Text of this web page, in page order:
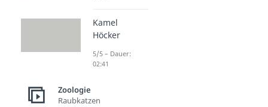
Kamel
Höcker
5/5 – Dauer:
02:41
Zoologie
Raubkatzen